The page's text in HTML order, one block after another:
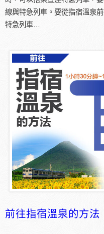
線與特急列車。要從指宿溫泉
特急列車…
前往指宿溫泉的方法